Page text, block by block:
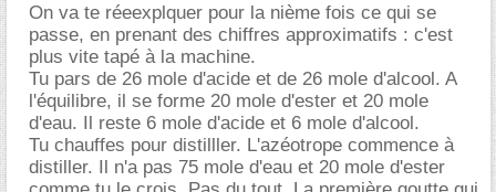
On va te réeexplquer pour la nième fois ce qui se
passe, en prenant des chiffres approximatifs : c'est
plus vite tapé à la machine.
Tu pars de 26 mole d'acide et de 26 mole d'alcool. A
l'équilibre, il se forme 20 mole d'ester et 20 mole
d'eau. Il reste 6 mole d'acide et 6 mole d'alcool.
Tu chauffes pour distilller. L'azéotrope commence à
distiller. Il n'a pas 75 mole d'eau et 20 mole d'ester